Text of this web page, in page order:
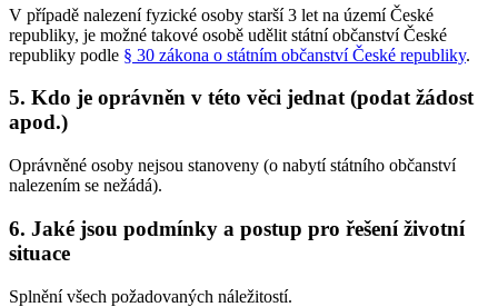
V případě nalezení fyzické osoby starší 3 let na území České
republiky, je možné takové osobě udělit státní občanství České
republiky podle § 30 zákona o státním občanství České republiky.
5. Kdo je oprávněn v této věci jednat (podat žádost
apod.)
Oprávněné osoby nejsou stanoveny (o nabytí státního občanství
nalezením se nežádá).
6. Jaké jsou podmínky a postup pro řešení životní
situace
Splnění všech požadovaných náležitostí.